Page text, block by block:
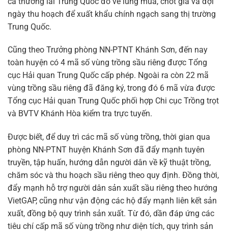
ngày thu hoạch để xuất khẩu chính ngạch sang thị trường
Trung Quốc.
Cũng theo Trưởng phòng NN-PTNT Khánh Sơn, đến nay
toàn huyện có 4 mã số vùng trồng sầu riêng được Tổng
cục Hải quan Trung Quốc cấp phép. Ngoài ra còn 22 mã
vùng trồng sầu riêng đã đăng ký, trong đó 6 mã vừa được
Tổng cục Hải quan Trung Quốc phối hợp Chi cục Trồng trọt
và BVTV Khánh Hòa kiểm tra trực tuyến.
Được biết, để duy trì các mã số vùng trồng, thời gian qua
phòng NN-PTNT huyện Khánh Sơn đã đẩy mạnh tuyên
truyền, tập huấn, hướng dẫn người dân về kỹ thuật trồng,
chăm sóc và thu hoạch sầu riêng theo quy định. Đồng thời,
đẩy mạnh hỗ trợ người dân sản xuất sầu riêng theo hướng
VietGAP, cũng như vận động các hộ đẩy mạnh liên kết sản
xuất, đồng bộ quy trình sản xuất. Từ đó, dần đáp ứng các
tiêu chí cấp mã số vùng trồng như diện tích, quy trình sản